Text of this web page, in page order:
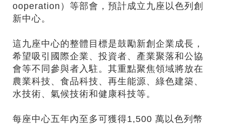
ooperation）等部會，預計成立九座以色列創
新中心。
這九座中心的整體目標是鼓勵新創企業成長，
希望吸引國際企業、投資者、產業聚落和公協
會等不同參與者入駐。其重點聚焦領域將放在
農業科技、食品科技、再生能源、綠色建築、
水技術、氣候技術和健康科技等。
每座中心五年內至多可獲得1,500 萬以色列幣